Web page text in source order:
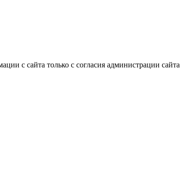
с сайта только с согласия администрации сайта